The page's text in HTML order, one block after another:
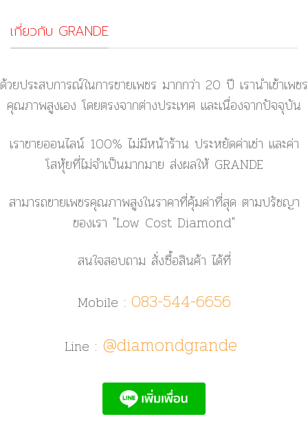
เกี่ยวกับ GRANDE
ด้วยประสบการณ์ในการขายเพชร มากกว่า 20 ปี เรานำเข้าเพชร
คุณภาพสูงเอง โดยตรงจากต่างประเทศ และเนื่องจากปัจจุบัน
เราขายออนไลน์ 100% ไม่มีหน้าร้าน ประหยัดค่าเช่า และค่า
โสหุ้ยที่ไม่จำเป็นมากมาย ส่งผลให้ GRANDE
สามารถขายเพชรคุณภาพสูงในราคาที่คุ้มค่าที่สุด ตามปรัชญา
ของเรา "Low Cost Diamond"
สนใจสอบถาม สั่งซื้อสินค้า ได้ที่
Mobile : 083-544-6656
Line : @diamondgrande